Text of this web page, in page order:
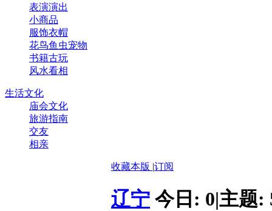
表演演出
小商品
服饰衣帽
花鸟鱼虫宠物
书籍古玩
风水看相
生活文化
庙会文化
旅游指南
交友
相亲
收藏本版 |订阅
辽宁 今日: 0|主题: